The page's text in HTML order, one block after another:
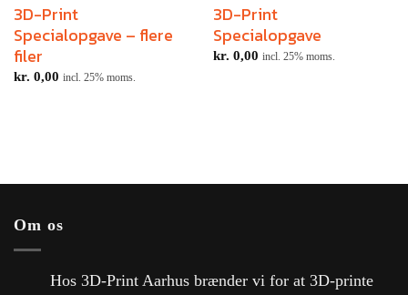
3D-Print
Specialopgave – flere
filer
kr. 0,00 incl. 25% moms.
3D-Print
Specialopgave
kr. 0,00 incl. 25% moms.
Om os
Hos 3D-Print Aarhus brænder vi for at 3D-printe